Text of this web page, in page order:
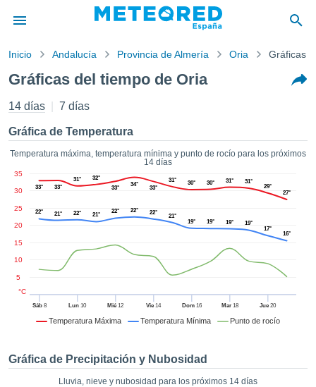
de
por
para
que la
que se
a este
las
forma
digital
basada
nuestra
Inicio Andalucía Provincia de Almería Oria Gráficas
Gráficas del tiempo de Oria
14 días 7 días
Gráfica de Temperatura
Temperatura máxima, temperatura mínima y punto de rocío para los próximos
14 días
Temperatura Máxima Temperatura Mínima Punto de rocío
Sáb8 Lun 10 Mié 12 Vie 14 Dom16 Mar18 Jue 20
5
10
15
20
25
30
35
°C
33° 33°
31°
32°
33°
34°
33°
31° 30° 30° 31° 31°
29°
27°
22° 21° 22° 21°
22° 22° 22°
21°
19°
19° 19°
19°
17°
16°
Gráfica de Precipitación y Nubosidad
Lluvia, nieve y nubosidad para los próximos 14 días